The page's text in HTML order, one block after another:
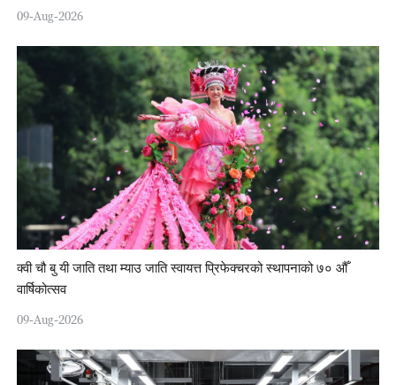
09-Aug-2026
क्वी चौ बु यी जाति तथा म्याउ जाति स्वायत्त प्रिफेक्चरको स्थापनाको ७० औँ
वार्षिकोत्सव
09-Aug-2026